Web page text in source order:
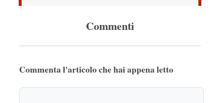
Commenti
Commenta l'articolo che hai appena letto